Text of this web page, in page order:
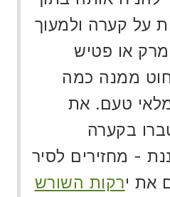
על קערה ולמעוך
או פטיש
ממנה כמה
מלאי טעם. את
בקערה
- מחזירים לסיר
את ירקות השורש